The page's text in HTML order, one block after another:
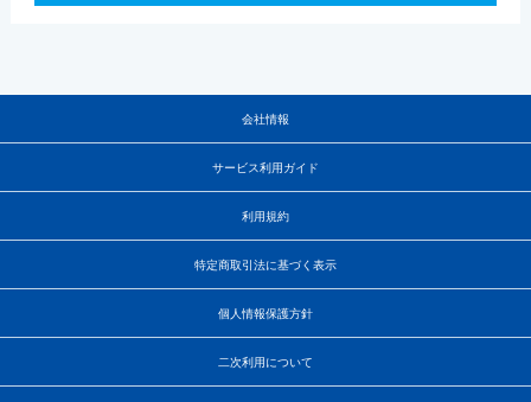
会社情報
サービス利用ガイド
利用規約
特定商取引法に基づく表示
個人情報保護方針
二次利用について